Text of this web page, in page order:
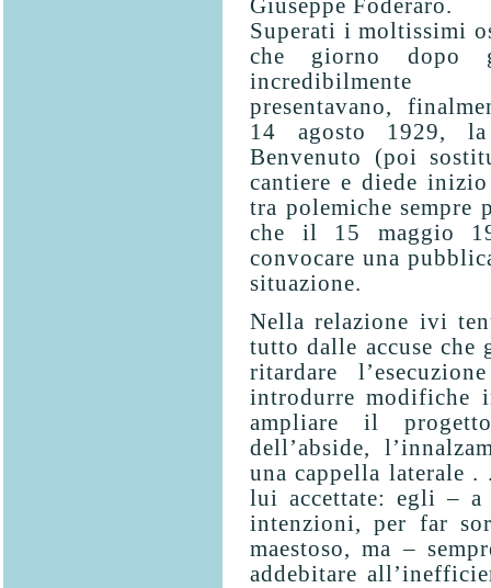
Giuseppe Foderaro.
Superati i moltissimi
che giorno dopo
presentavano,
14 agosto 1929,
Benvenuto (poi
cantiere e diede
tra polemiche sempre
che il 15 maggio
convocare una
situazione.
Nella relazione ivi
tutto dalle accuse
ritardare
introdurre modifiche
ampliare il
dell’abside,
una cappella laterale
lui accettate: egli –
inten­zioni, per far
maestoso, ma –
addebitare